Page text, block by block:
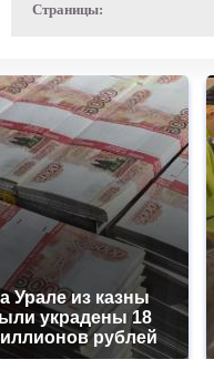
Страницы:
Урале из казны
украдены 18
рублей